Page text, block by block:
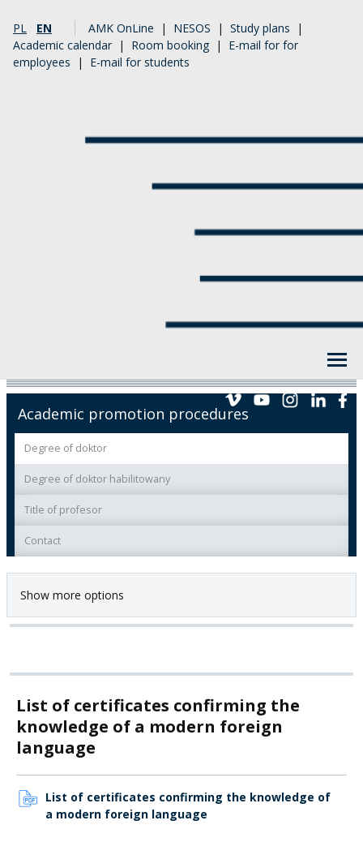
PL EN AMK OnLine | NESOS | Study plans |
Academic calendar | Room booking | E-mail for for
employees | E-mail for students
Academic promotion procedures
Degree of doktor
Degree of doktor habilitowany
Title of profesor
Contact
Show more options
List of certificates confirming the
knowledge of a modern foreign
language
List of certificates confirming the knowledge of
a modern foreign language